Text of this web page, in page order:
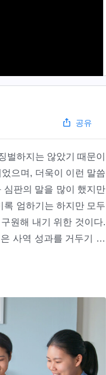
공유
벌하지는 않았기 때문이
으며, 더욱이 이런 말씀
심판의 말을 많이 했지만
록 엄하기는 하지만 모두
원해 내기 위한 것이다.
사역 성과를 거두기 위
사역을 알게 되는 것에
을 알게 하는 데 말씀 사
이 알지 못하는 모든 진
만족게 하도록 하는 것
사람을 구원하는 목적을
않는다. 사람을 구원하